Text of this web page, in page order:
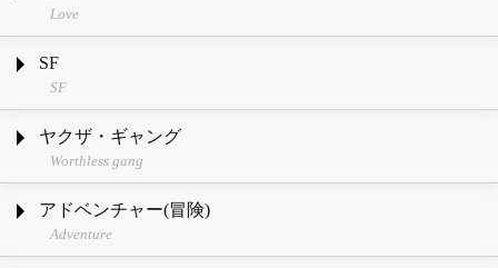
Love
SF
SF
ヤクザ・ギャング
Worthless gang
アドベンチャー(冒険)
Adventure